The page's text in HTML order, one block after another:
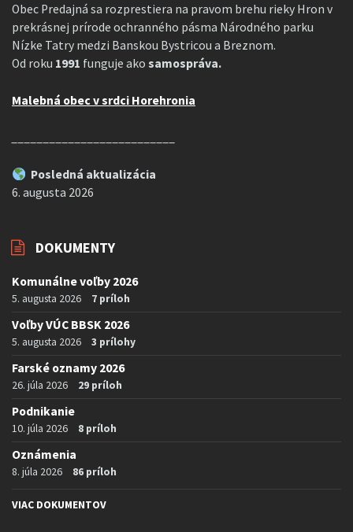
Obec Predajná sa rozprestiera na pravom brehu rieky Hron v
prekrásnej prírode ochranného pásma Národného parku
Nízke Tatry medzi Banskou Bystricou a Breznom.
Od roku 1991 funguje ako samospráva.
Malebná obec v srdci Horehronia
Posledná aktualizácia
6. augusta 2026
DOKUMENTY
Komunálne voľby 2026
5. augusta 2026 7 príloh
Voľby VÚC BBSK 2026
5. augusta 2026 3 prílohy
Farské oznamy 2026
26. júla 2026 29 príloh
Podnikanie
10. júla 2026 8 príloh
Oznámenia
8. júla 2026 86 príloh
VIAC DOKUMENTOV